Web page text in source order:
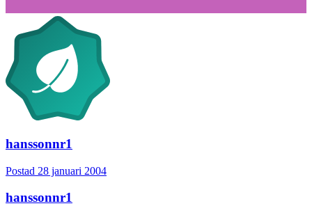
hanssonnr1
Postad 28 januari 2004
hanssonnr1